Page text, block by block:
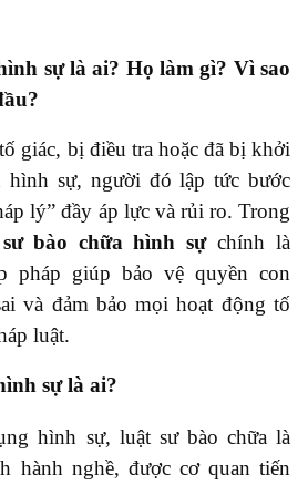
sự là ai? Họ làm gì? Vì sao
giác, bị điều tra hoặc đã bị khởi
sự, người đó lập tức bước
lý” đầy áp lực và rủi ro. Trong
bào chữa hình sựchính là
pháp giúp bảo vệ quyền con
và đảm bảo mọi hoạt động tố
luật.
sự là ai?
hình sự, luật sư bào chữa là
hành nghề, được cơ quan tiến